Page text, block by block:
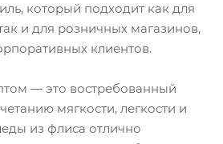
который подходит как для
и для розничных магазинов,
клиентов.
— это востребованный
мягкости, легкости и
из флиса отлично